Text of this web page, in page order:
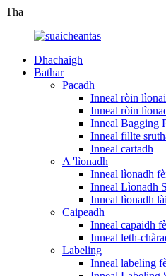
Tha
Dhachaigh
Bathar
Pacadh
Inneal ròin
Inneal ròin
Inneal Bagging
Inneal fillte
Inneal cartadh
A 'lìonadh
Inneal lìonadh
Inneal Lìonadh
Inneal lìonadh
Caipeadh
Inneal capaidh
Inneal leth-
Labeling
Inneal labeling